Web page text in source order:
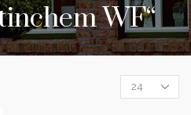
WF“
Products
per